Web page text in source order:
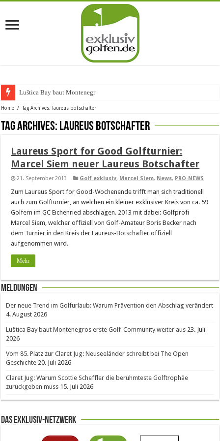
Luštica Bay baut Montenegros e
Home / Tag Archives: laureus botschafter
Tag Archives: laureus botschafter
Laureus Sport for Good Golfturnier:
Marcel Siem neuer Laureus Botschafter
21. September 2013 Golf exklusiv, Marcel Siem, News, PRO-NEWS
Zum Laureus Sport for Good-Wochenende trifft man sich traditionell
auch zum Golfturnier, an welchen ein kleiner exklusiver Kreis von ca. 59
Golfern im GC Eichenried abschlagen. 2013 mit dabei: Golfprofi
Marcel Siem, welcher offiziell von Golf-Amateur Boris Becker nach
dem Turnier in den Kreis der Laureus-Botschafter offiziell
aufgenommen wird.
Mehr
Meldungen
Der neue Trend im Golfurlaub: Warum Prävention den Abschlag verändert
4. August 2026
Luštica Bay baut Montenegros erste Golf-Community weiter aus 23. Juli
2026
Vom 85. Platz zur Claret Jug: Neuseeländer schreibt bei The Open
Geschichte 20. Juli 2026
Claret Jug: Warum Scottie Scheffler die berühmteste Golftrophäe
zurückgeben muss 15. Juli 2026
Das Exklusiv-Netzwerk